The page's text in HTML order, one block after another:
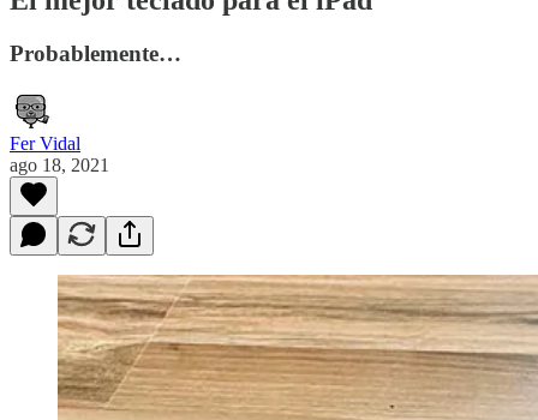
Probablemente…
Fer Vidal
ago 18, 2021